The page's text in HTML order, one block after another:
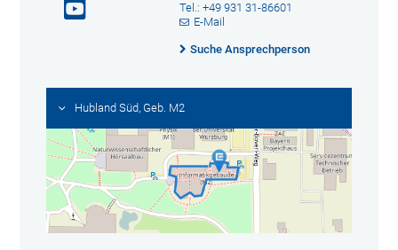
Tel.: +49 931 31-86601
E-Mail
Suche Ansprechperson
Hubland Süd, Geb. M2